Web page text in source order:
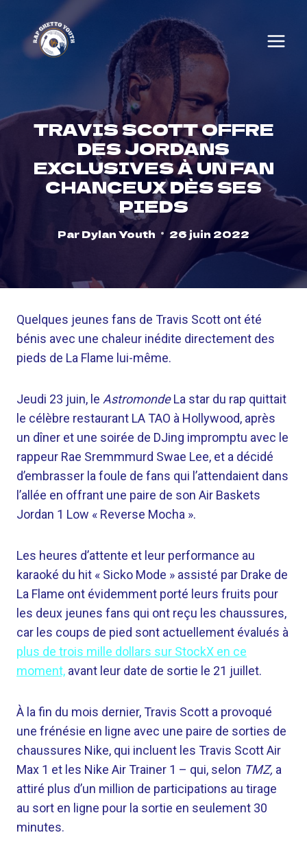
content
TRAVIS SCOTT OFFRE
DES JORDANS
EXCLUSIVES À UN FAN
CHANCEUX DÈS SES
PIEDS
ParDylan Youth 26 juin 2022
Quelques jeunes fans de Travis Scott ont été
bénis avec une chaleur inédite directement des
pieds de La Flame lui-même.
Jeudi 23 juin, le AstromondeLa star du rap quittait
le célèbre restaurant LA TAO à Hollywood, après
un dîner et une soirée de DJing impromptu avec le
rappeur Rae Sremmmurd Swae Lee, et a décidé
d’embrasser la foule de fans qui l’attendaient dans
l’allée en offrant une paire de son Air Baskets
Jordan 1 Low « Reverse Mocha ».
Les heures d’attente et leur performance au
karaoké du hit « Sicko Mode » assisté par Drake de
La Flame ont évidemment porté leurs fruits pour
les deux jeunes fans qui ont reçu les chaussures,
car les coups de pied sont actuellement évalués à
plus de trois mille dollars sur StockX en ce
moment, avant leur date de sortie le 21 juillet.
À la fin du mois dernier, Travis Scott a provoqué
une frénésie en ligne avec une paire de sorties de
chaussures Nike, qui incluent les Travis Scott Air
Max 1 et les Nike Air Trainer 1 – qui, selon TMZ, a
attiré plus d’un million de participations au tirage
au sort en ligne pour la sortie en seulement 30
minutes.